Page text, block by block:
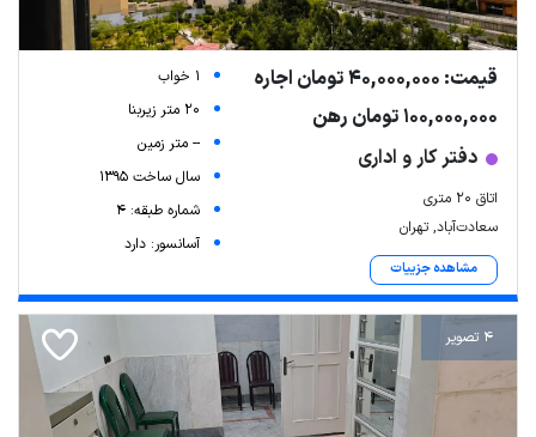
قیمت: 40,000,000 تومان اجاره
100,000,000 تومان رهن
دفتر کار و اداری
اتاق 20 متری
سعادت‌آباد, تهران
مشاهده جزییات
1 خواب
20 متر زیربنا
-- متر زمین
سال ساخت 1395
شماره طبقه: 4
آسانسور: دارد
4 تصویر